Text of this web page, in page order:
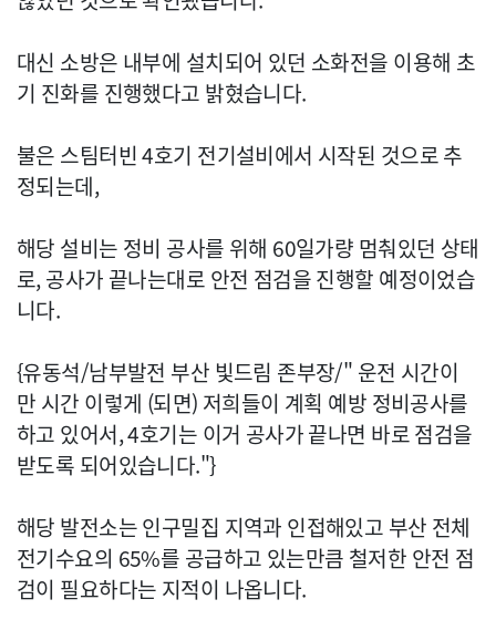
대신 소방은 내부에 설치되어 있던 소화전을 이용해 초
기 진화를 진행했다고 밝혔습니다.
불은 스팀터빈 4호기 전기설비에서 시작된 것으로 추
정되는데,
해당 설비는 정비 공사를 위해 60일가량 멈춰있던 상태
로, 공사가 끝나는대로 안전 점검을 진행할 예정이었습
니다.
{유동석/남부발전 부산 빛드림 존부장/" 운전 시간이
만 시간 이렇게 (되면) 저희들이 계획 예방 정비공사를
하고 있어서, 4호기는 이거 공사가 끝나면 바로 점검을
받도록 되어있습니다."}
해당 발전소는 인구밀집 지역과 인접해있고 부산 전체
전기수요의 65%를 공급하고 있는만큼 철저한 안전 점
검이 필요하다는 지적이 나옵니다.